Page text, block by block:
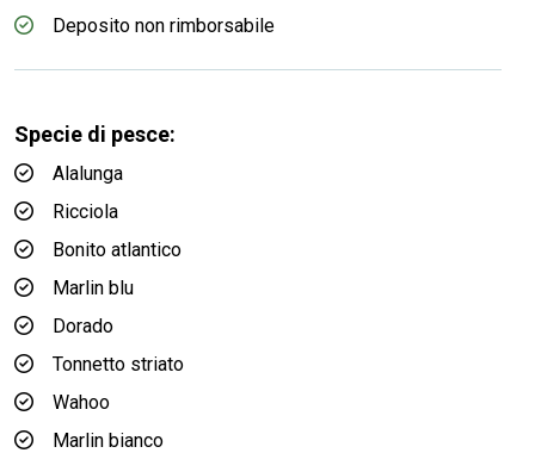
Deposito non rimborsabile
Specie di pesce:
Alalunga
Ricciola
Bonito atlantico
Marlin blu
Dorado
Tonnetto striato
Wahoo
Marlin bianco